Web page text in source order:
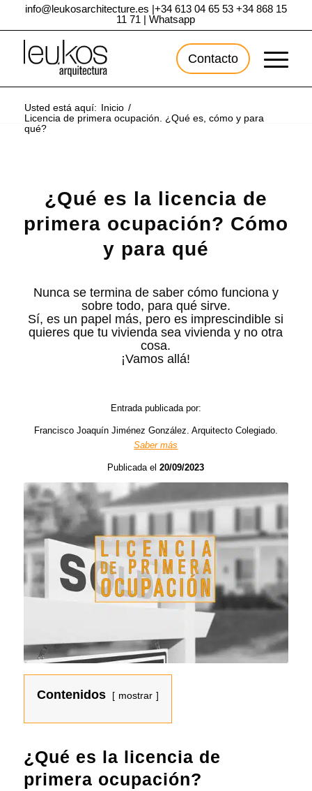
info@leukosarchitecture.es |+34 613 04 65 53 +34 868 15
11 71 |Whatsapp
Contacto
Usted está aquí: Inicio /
Licencia de primera ocupación. ¿Qué es, cómo y para
qué?
¿Qué es la licencia de
primera ocupación? Cómo
y para qué
Nunca se termina de saber cómo funciona y
sobre todo, para qué sirve.
Sí, es un papel más, pero es imprescindible si
quieres que tu vivienda sea vivienda y no otra
cosa.
¡Vamos allá!
Entrada publicada por:
Francisco Joaquín Jiménez González. Arquitecto Colegiado.
Saber más
Publicada el20/09/2023
Contenidos mostrar
¿Qué es la licencia de
primera ocupación?